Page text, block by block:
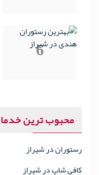
6
محبوب ترین
رستوران در شیراز
کافی شاپ در شیراز